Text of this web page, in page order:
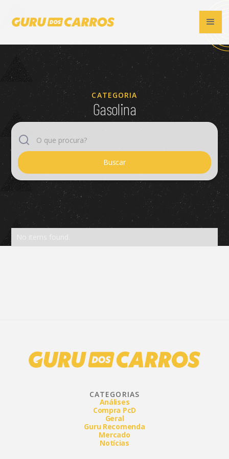
CATEGORIA
Gasolina
CATEGORIAS
Análises
Compra PcD
Geral
Guru Recomenda
Mercado
Notícias